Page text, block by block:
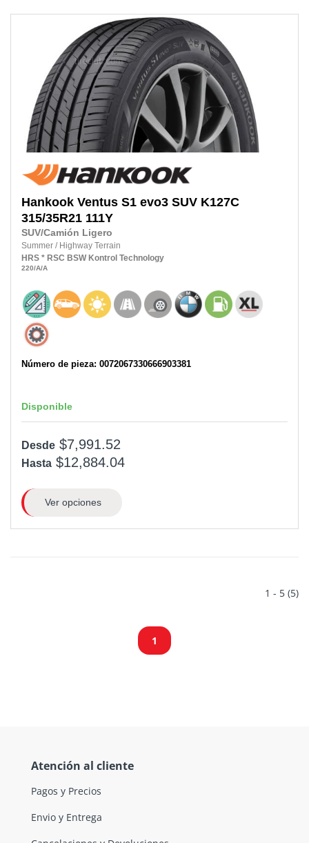
Hankook Ventus S1 evo3 SUV K127C
315/35R21 111Y
SUV/Camión Ligero
Summer / Highway Terrain
HRS * RSC BSW Kontrol Technology
220/A/A
Número de pieza: 0072067330666903381
Disponible
Desde $7,991.52
Hasta $12,884.04
Ver opciones
1 - 5 (5)
1
Atención al cliente
Pagos y Precios
Envio y Entrega